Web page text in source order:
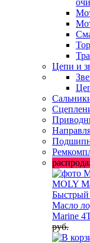
Цепи и
Быстрый
Масло
Marine
руб.